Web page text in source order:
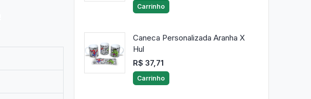
Carrinho
Caneca Personalizada Aranha X
Hul
R$ 37,71
Carrinho